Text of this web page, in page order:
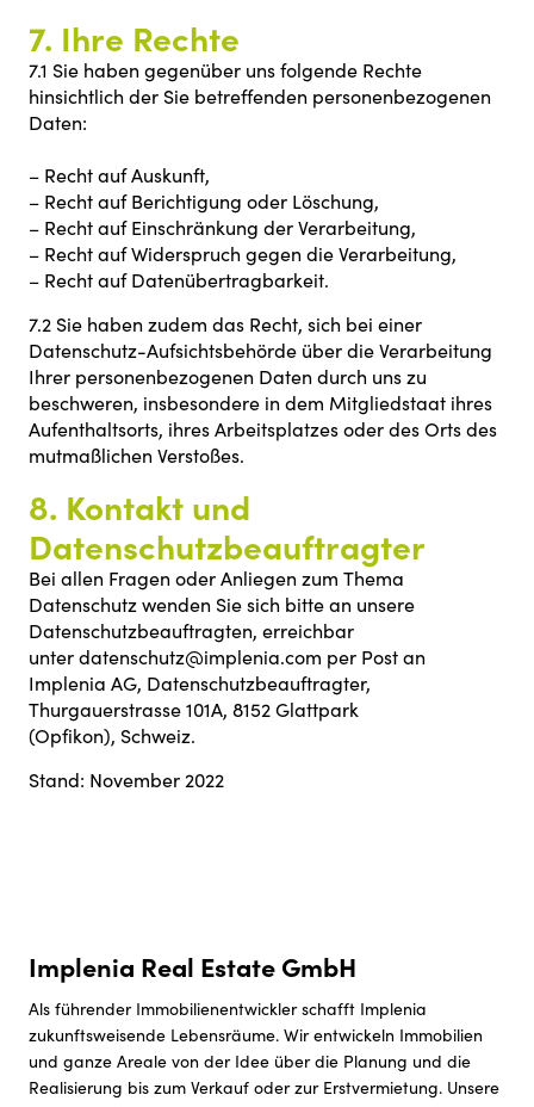
7. Ihre Rechte
7.1 Sie haben gegenüber uns folgende Rechte
hinsichtlich der Sie betreffenden personenbezogenen
Daten:
– Recht auf Auskunft,
– Recht auf Berichtigung oder Löschung,
– Recht auf Einschränkung der Verarbeitung,
– Recht auf Widerspruch gegen die Verarbeitung,
– Recht auf Datenübertragbarkeit.
7.2 Sie haben zudem das Recht, sich bei einer
Datenschutz-Aufsichtsbehörde über die Verarbeitung
Ihrer personenbezogenen Daten durch uns zu
beschweren, insbesondere in dem Mitgliedstaat ihres
Aufenthaltsorts, ihres Arbeitsplatzes oder des Orts des
mutmaßlichen Verstoßes.
8. Kontakt und
Datenschutzbeauftragter
Bei allen Fragen oder Anliegen zum Thema
Datenschutz wenden Sie sich bitte an unsere
Datenschutzbeauftragten, erreichbar
unter datenschutz@implenia.com per Post an
Implenia AG, Datenschutzbeauftragter,
Thurgauerstrasse 101A, 8152 Glattpark
(Opfikon), Schweiz.
Stand: November 2022
Implenia Real Estate GmbH
Als führender Immobilienentwickler schafft Implenia
zukunftsweisende Lebensräume. Wir entwickeln Immobilien
und ganze Areale von der Idee über die Planung und die
Realisierung bis zum Verkauf oder zur Erstvermietung. Unsere